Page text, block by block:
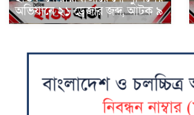
অভিযানে ২১ ড্রেজার জব্দ, আটক ৯